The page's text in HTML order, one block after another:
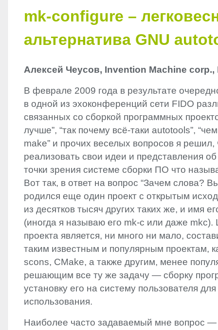
mk-configure –
альтернатива GNU
Алексей Чеусов, Invention Machine
В феврале 2009 года в результате
в одной из эхоконференций сети FIDO
связанных со сборкой программных
лучше”, “так почему всё-таки autotools”,
make” и прочих веселых вопросов я
реализовать свои идеи и представления
точки зрения системе сборки ПО что
Вот так, в ответ на вопрос “Зачем слова?
родился еще один проект с открытым
из десятков тысяч других таких же, и имя
(иногда я называю его mk-c или даже
проекта является, ни много ни мало,
таким известным и популярным проектам,
scons, CMake, а также другим, менее
решающим все ту же задачу — сборку
установку его на систему пользователя
использования.
Наиболее часто задаваемый мне вопрос —